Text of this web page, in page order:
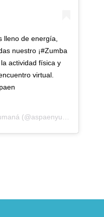
lleno de energía,
nuestro ¡#Zumba
actividad física y
virtual.
(@aspaenyumana) on